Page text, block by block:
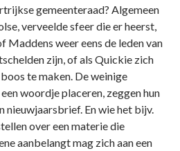
gemeenteraad? Algemeen
verveelde sfeer die er heerst,
Maddens weer eens de leden van
zijn, of als Quickie zich
te maken. De weinige
woordje placeren, zeggen hun
nieuwjaarsbrief. En wie het bijv.
over een materie die
aanbelangt mag zich aan een